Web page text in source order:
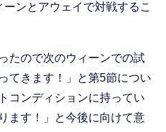
ンとアウェイで対戦するこ
たので次のウィーンでの試
てきます！」と第5節につい
コンディションに持ってい
ます！」と今後に向けて意